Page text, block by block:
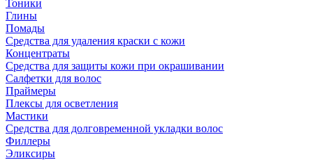
Тоники
Глины
Помады
Средства для удаления краски с кожи
Концентраты
Средства для защиты кожи при окрашивании
Салфетки для волос
Праймеры
Плексы для осветления
Мастики
Средства для долговременной укладки волос
Филлеры
Эликсиры